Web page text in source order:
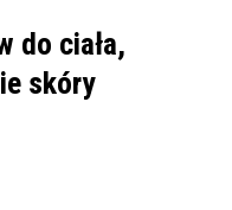
do ciała,
skóry